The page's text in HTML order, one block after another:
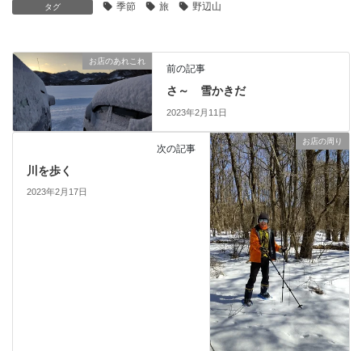
タグ 季節 旅 野辺山
お店のあれこれ
前の記事
さ～ 雪かきだ
2023年2月11日
お店の周り
次の記事
川を歩く
2023年2月17日